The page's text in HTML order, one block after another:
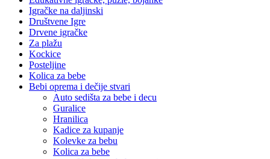
Igračke na daljinski
Društvene Igre
Drvene igračke
Za plažu
Kockice
Posteljine
Kolica za bebe
Bebi oprema i dečije stvari
Auto sedišta za bebe i decu
Guralice
Hranilica
Kadice za kupanje
Kolevke za bebu
Kolica za bebe